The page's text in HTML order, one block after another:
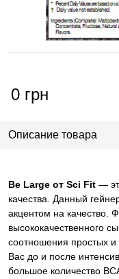
0 грн
Описание товара
Be Large от Sci Fit —
качества. Данный
акцентом на качество.
высококачественного
соотношения простых
Вас до и после
большое количество